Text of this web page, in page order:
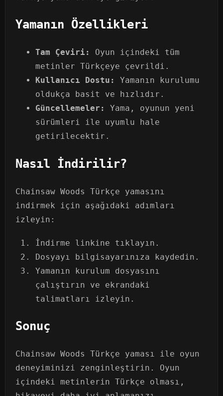
Yamanın Özellikleri
Tam Çeviri:
Oyun içindeki tüm
metinler Türkçeye çevrildi.
Kullanıcı Dostu:
Yamanın kurulumu
oldukça basit ve hızlıdır.
Güncellemeler:
Yama, oyunun yeni
sürümleri ile uyumlu hale
getirilecektir.
Nasıl İndirilir?
Chainsaw Woods Türkçe yamasını
indirmek için aşağıdaki adımları
izleyin:
İndirme linkine tıklayın.
Dosyayı bilgisayarınıza kaydedin.
Yamanın kurulum dosyasını
çalıştırın ve ekrandaki
talimatları izleyin.
Sonuç
Chainsaw Woods Türkçe yaması ile oyun
deneyiminizi zenginleştirin. Oyun
içindeki metinlerin Türkçe olması,